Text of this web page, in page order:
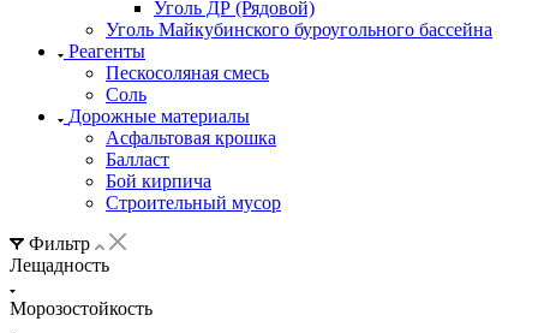
Уголь ДР (Рядовой)
Уголь Майкубинского буроугольного бассейна
Реагенты
Пескосоляная смесь
Соль
Дорожные материалы
Асфальтовая крошка
Балласт
Бой кирпича
Строительный мусор
Фильтр
Лещадность
Морозостойкость